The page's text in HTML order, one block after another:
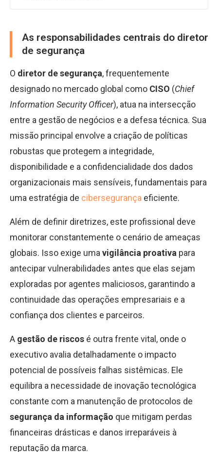
As responsabilidades centrais do diretor
de segurança
O diretor de segurança, frequentemente
designado no mercado global como CISO (Chief
Information Security Officer), atua na intersecção
entre a gestão de negócios e a defesa técnica. Sua
missão principal envolve a criação de políticas
robustas que protegem a integridade,
disponibilidade e a confidencialidade dos dados
organizacionais mais sensíveis, fundamentais para
uma estratégia de cibersegurança eficiente.
Além de definir diretrizes, este profissional deve
monitorar constantemente o cenário de ameaças
globais. Isso exige uma vigilância proativa para
antecipar vulnerabilidades antes que elas sejam
exploradas por agentes maliciosos, garantindo a
continuidade das operações empresariais e a
confiança dos clientes e parceiros.
A gestão de riscos é outra frente vital, onde o
executivo avalia detalhadamente o impacto
potencial de possíveis falhas sistêmicas. Ele
equilibra a necessidade de inovação tecnológica
constante com a manutenção de protocolos de
segurança da informação que mitigam perdas
financeiras drásticas e danos irreparáveis à
reputação da marca.